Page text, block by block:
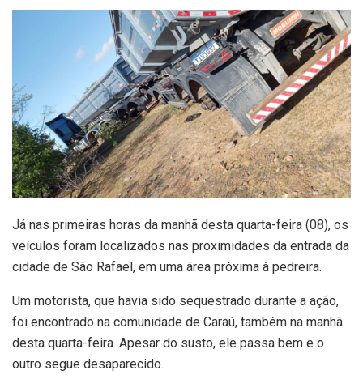
Já nas primeiras horas da manhã desta quarta-feira (08), os
veículos foram localizados nas proximidades da entrada da
cidade de São Rafael, em uma área próxima à pedreira.
Um motorista, que havia sido sequestrado durante a ação,
foi encontrado na comunidade de Caraú, também na manhã
desta quarta-feira. Apesar do susto, ele passa bem e o
outro segue desaparecido.